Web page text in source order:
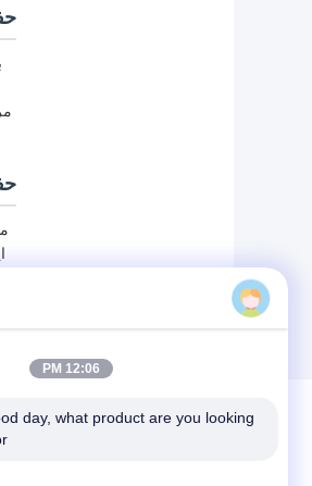
12:06 PM
day, what product are you looking